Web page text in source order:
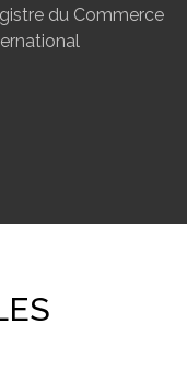
du Commerce